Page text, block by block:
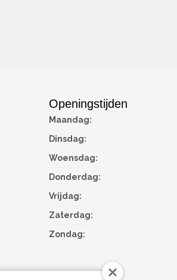
Openingstijden
Maandag:
Dinsdag:
Woensdag:
Donderdag:
Vrijdag:
Zaterdag:
Zondag: